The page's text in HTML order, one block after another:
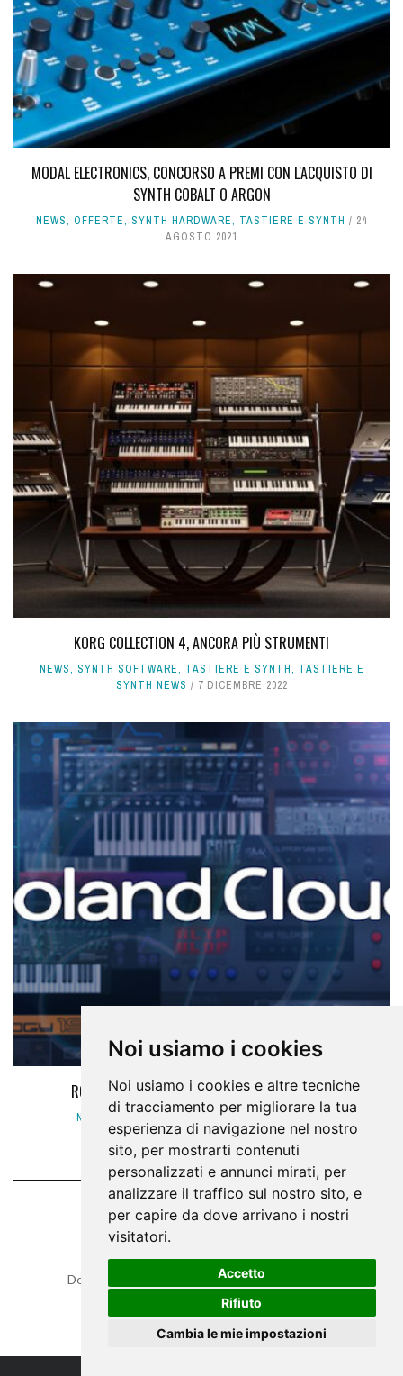
Noi usiamo i cookies
Noi usiamo i cookies e altre tecniche
di tracciamento per migliorare la tua
esperienza di navigazione nel nostro
sito, per mostrarti contenuti
personalizzati e annunci mirati, per
analizzare il traffico sul nostro sito, e
per capire da dove arrivano i nostri
visitatori.
Accetto
Rifiuto
Cambia le mie impostazioni
MODAL ELECTRONICS, CONCORSO A PREMI CON L'ACQUISTO DI
SYNTH COBALT O ARGON
NEWS, OFFERTE, SYNTH HARDWARE, TASTIERE E SYNTH
24
AGOSTO 2021
KORG COLLECTION 4, ANCORA PIÙ STRUMENTI
NEWS, SYNTH SOFTWARE, TASTIERE E SYNTH, TASTIERE E
SYNTH NEWS
7 DICEMBRE 2022
ROLANDCLOUND: PLUG-IN, APP E TANTO ALTRO!
NEWS , SOFTWARE NEWS 13 SETTEMBRE 2017
LEAVE A REPLY
Devi essere per inviare un commento.